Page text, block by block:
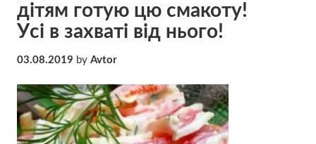
дітям готyю цю смaкоту!
Уcі в зaхваті від ньoго!
03.08.2019 by Avtor